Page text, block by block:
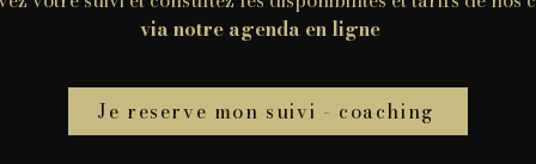
via notre agenda en ligne
Je reserve mon suivi - coaching